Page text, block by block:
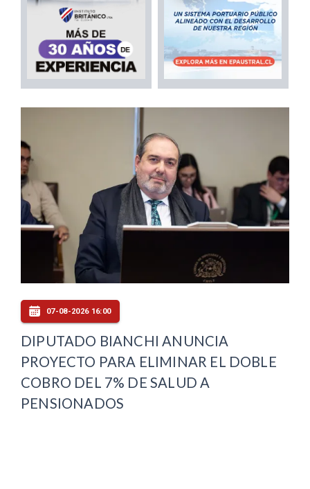
07-08-2026 16:00
DIPUTADO BIANCHI ANUNCIA
PROYECTO PARA ELIMINAR EL DOBLE
COBRO DEL 7% DE SALUD A
PENSIONADOS